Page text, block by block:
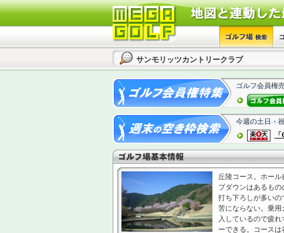
サンモリッツカントリークラブ
ゴルフ会員権
今週の土日・
丘陵コース。ホール
プダウンはあるもの
打ち下ろしが多いの
苦にならない。乗用
入しているので疲れ
ーできる。コースは